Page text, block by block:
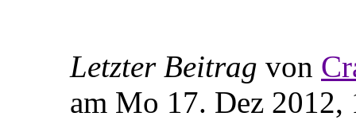
Letzter Beitrag von
am Mo 17. Dez 2012,